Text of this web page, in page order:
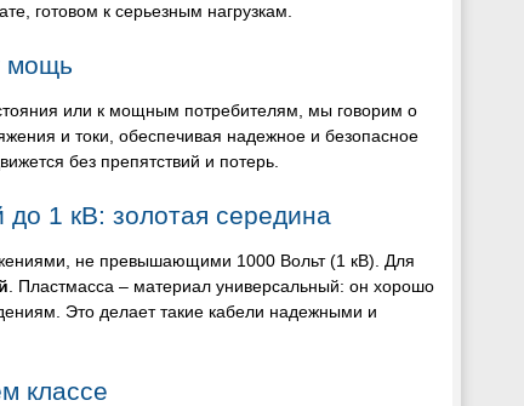
готовом к серьезным нагрузкам.
мощь
или к мощным потребителям, мы говорим о
и токи, обеспечивая надежное и безопасное
без препятствий и потерь.
1 кВ: золотая середина
не превышающими 1000 Вольт (1 кВ). Для
. Пластмасса – материал универсальный: он хорошо
Это делает такие кабели надежными и
классе